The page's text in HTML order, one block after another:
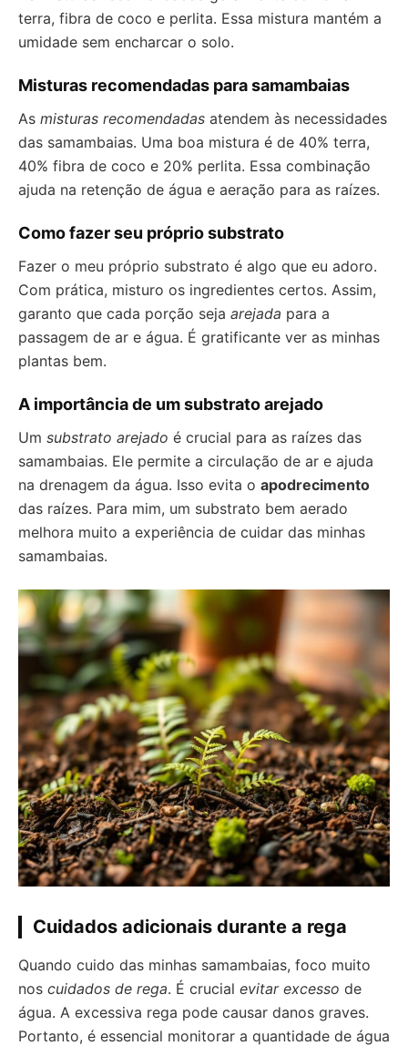
terra, fibra de coco e perlita. Essa mistura mantém a
umidade sem encharcar o solo.
Misturas recomendadas para samambaias
As misturas recomendadas atendem às necessidades
das samambaias. Uma boa mistura é de 40% terra,
40% fibra de coco e 20% perlita. Essa combinação
ajuda na retenção de água e aeração para as raízes.
Como fazer seu próprio substrato
Fazer o meu próprio substrato é algo que eu adoro.
Com prática, misturo os ingredientes certos. Assim,
garanto que cada porção seja arejada para a
passagem de ar e água. É gratificante ver as minhas
plantas bem.
A importância de um substrato arejado
Um substrato arejado é crucial para as raízes das
samambaias. Ele permite a circulação de ar e ajuda
na drenagem da água. Isso evita o apodrecimento
das raízes. Para mim, um substrato bem aerado
melhora muito a experiência de cuidar das minhas
samambaias.
Cuidados adicionais durante a rega
Quando cuido das minhas samambaias, foco muito
nos cuidados de rega. É crucial evitar excesso de
água. A excessiva rega pode causar danos graves.
Portanto, é essencial monitorar a quantidade de água